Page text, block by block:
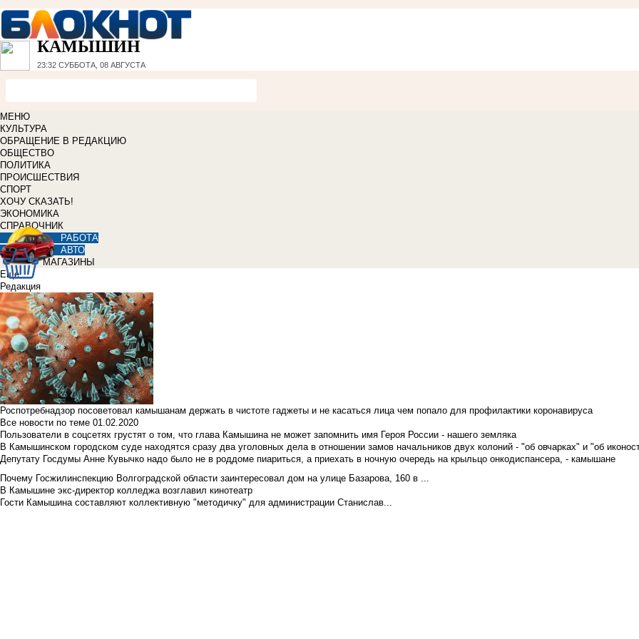
КАМЫШИН
23:32 СУББОТА, 08 АВГУСТА
МЕНЮ
КУЛЬТУРА
ОБРАЩЕНИЕ В РЕДАКЦИЮ
ОБЩЕСТВО
ПОЛИТИКА
ПРОИСШЕСТВИЯ
СПОРТ
ХОЧУ СКАЗАТЬ!
ЭКОНОМИКА
СПРАВОЧНИК
РАБОТА
АВТО
МАГАЗИНЫ
Еще
Редакция
Роспотребнадзор посоветовал камышанам держать в чистоте гаджеты и не касаться лица чем попало для профилактики коронавируса
Все новости по теме 01.02.2020
Пользователи в соцсетях грустят о том, что глава Камышина не может запомнить имя Героя России - нашего земляка
В Камышинском городском суде находятся сразу два уголовных дела в отношении замов начальников двух колоний - "об овчарках" и "об
Депутату Госдумы Анне Кувычко надо было не в роддоме пиариться, а приехать в ночную очередь на крыльцо онкодиспансера, - камышане
Почему Госжилинспекцию Волгоградской области заинтересовал дом на улице Базарова, 160 в ...
В Камышине экс-директор колледжа возглавил кинотеатр
Гости Камышина составляют коллективную "методичку" для администрации Станислав...